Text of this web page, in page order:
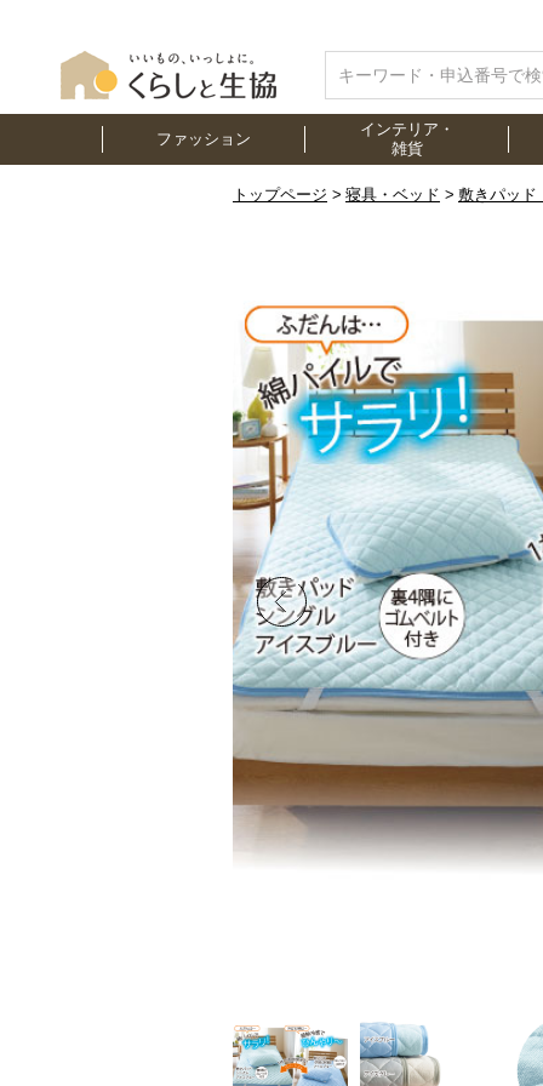
ファッション
インテリア・
雑貨
トップページ 寝具・ベッド 敷きパッド